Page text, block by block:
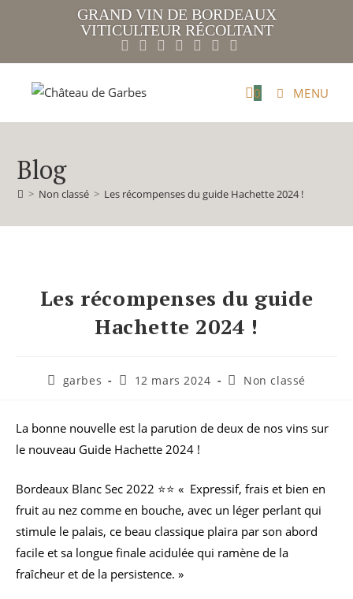
GRAND VIN DE BORDEAUX
VITICULTEUR RÉCOLTANT
0 MENU
Blog
> Non classé > Les récompenses du guide Hachette 2024 !
Les récompenses du guide
Hachette 2024 !
garbes 12 mars 2024 Non classé
La bonne nouvelle est la parution de deux de nos vins sur
le nouveau Guide Hachette 2024 !
Bordeaux Blanc Sec 2022 ⭐️⭐️ « Expressif, frais et bien en
fruit au nez comme en bouche, avec un léger perlant qui
stimule le palais, ce beau classique plaira par son abord
facile et sa longue finale acidulée qui ramène de la
fraîcheur et de la persistence. »